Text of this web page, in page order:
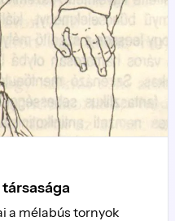
a mélabús tornyok